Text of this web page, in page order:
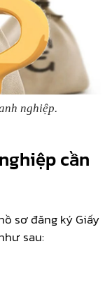
nghiệp.
cần
sơ đăng ký Giấy
sau: